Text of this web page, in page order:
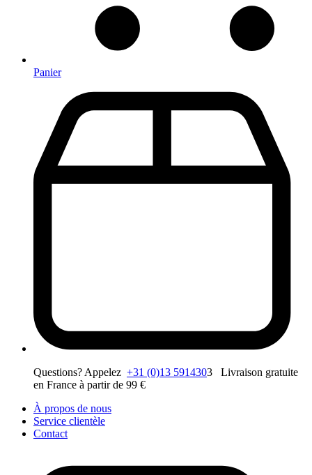
Panier
Questions? Appelez +31 (0)13 5914303 Livraison gratuite
en France à partir de 99 €
À propos de nous
Service clientèle
Contact